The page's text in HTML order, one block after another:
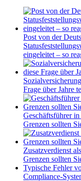
Post von der
eingeleitet – so
Frage über Jahre
Geschäftsführer
Grenzen sollten
Zusatzverdienst
Grenzen sollten
Typische Fehler
Compliance-